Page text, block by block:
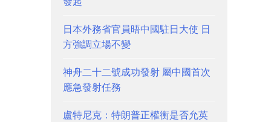
日本外務省官員晤中國駐日大使 日
方強調立場不變
神舟二十二號成功發射 屬中國首次
應急發射任務
盧特尼克：特朗普正權衡是否允英